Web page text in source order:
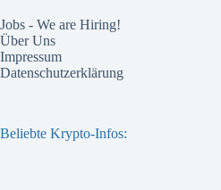
Jobs - We are Hiring!
Über Uns
Impressum
Datenschutzerklärung
Beliebte Krypto-Infos: